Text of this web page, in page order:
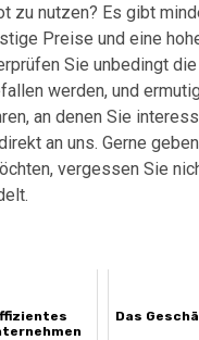
nutzen? Es gibt
Preise und eine
Sie unbedingt
werden, und
an denen Sie
an uns. Gerne
vergessen Sie
Das